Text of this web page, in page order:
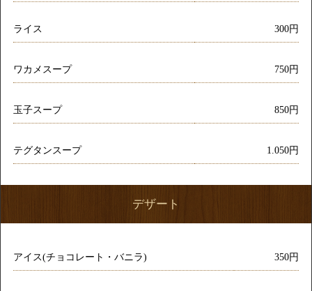
ライス 300円
ワカメスープ 750円
玉子スープ 850円
テグタンスープ 1.050円
デザート
アイス(チョコレート・バニラ) 350円